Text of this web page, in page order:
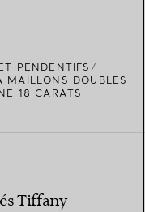
PENDENTIFS
MAILLONS DOUBLES
18 CARATS
Tiffany